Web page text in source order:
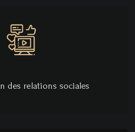
des relations sociales